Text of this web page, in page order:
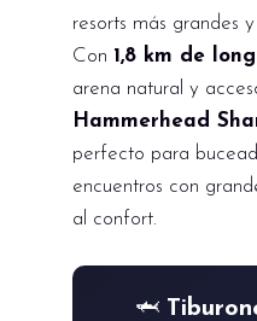
resorts más grandes
Con 1,8 km de
arena natural y
Hammerhead
perfecto para
encuentros con
al confort.
🦈